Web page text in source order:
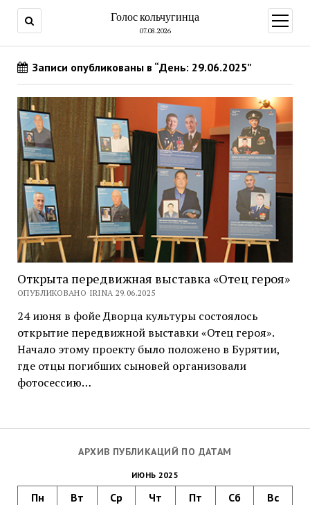
Голос кольчугинца
07.08.2026
меню
АРХИВ ПУБЛИКАЦИЙ ПО ДАТАМ
ИЮНЬ 2025
Пн Вт Ср Чт Пт Сб Вс
Записи опубликованы в “День: 29.06.2025”
Открыта передвижная выставка «Отец героя»
ОПУБЛИКОВАНО IRINA 29.06.2025
24 июня в фойе Дворца культуры состоялось
открытие передвижной выставки «Отец героя».
Начало этому проекту было положено в Бурятии,
где отцы погибших сыновей организовали
фотосессию…